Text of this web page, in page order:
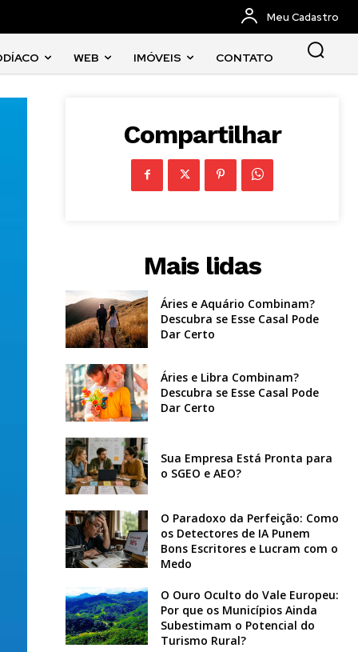
Meu Cadastro
WEB IMÓVEIS CONTATO
Compartilhar
Mais lidas
Áries e Aquário Combinam?
Descubra se Esse Casal Pode
Dar Certo
Áries e Libra Combinam?
Descubra se Esse Casal Pode
Dar Certo
Sua Empresa Está Pronta para
o SGEO e AEO?
O Paradoxo da Perfeição: Como
os Detectores de IA Punem
Bons Escritores e Lucram com o
Medo
O Ouro Oculto do Vale Europeu:
Por que os Municípios Ainda
Subestimam o Potencial do
Turismo Rural?